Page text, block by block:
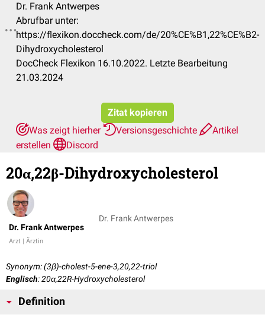
Dr. Frank Antwerpes
Abrufbar unter:
https://flexikon.doccheck.com/de/20%CE%B1,22%CE%B2-
Dihydroxycholesterol
DocCheck Flexikon 16.10.2022. Letzte Bearbeitung
21.03.2024
Zitat kopieren
Was zeigt hierher
Versionsgeschichte
Artikel
erstellen
Discord
20α,22β-Dihydroxycholesterol
Dr. Frank Antwerpes
Arzt | Ärztin
Dr. Frank Antwerpes
Synonym: (3β)-cholest-5-ene-3,20,22-triol
Englisch: 20α,22R-Hydroxycholesterol
Definition